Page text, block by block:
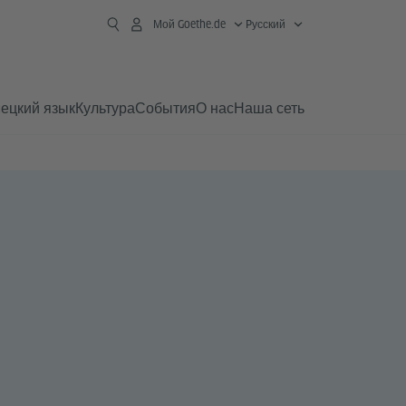
Мой Goethe.de Pусский
языкКультураСобытияО насНаша сеть